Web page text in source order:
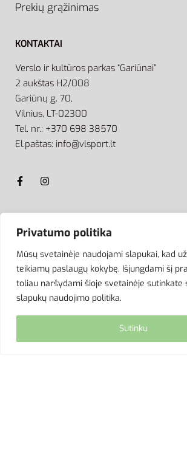
Privatumo politika
Mūsų svetainėje naudojami slapukai, kad
teikiamų paslaugų kokybę. Išjungdami šį
toliau naršydami šioje svetainėje sutinkate
slapukų naudojimo politika.
Sutinku
Prekių grąžinimas
KONTAKTAI
Verslo ir kultūros parkas “Gariūnai”
2 aukštas H2/008
Gariūnų g. 70,
Vilnius, LT-02300
Tel. nr.: +370 698 38570
El.paštas: info@vlsport.lt